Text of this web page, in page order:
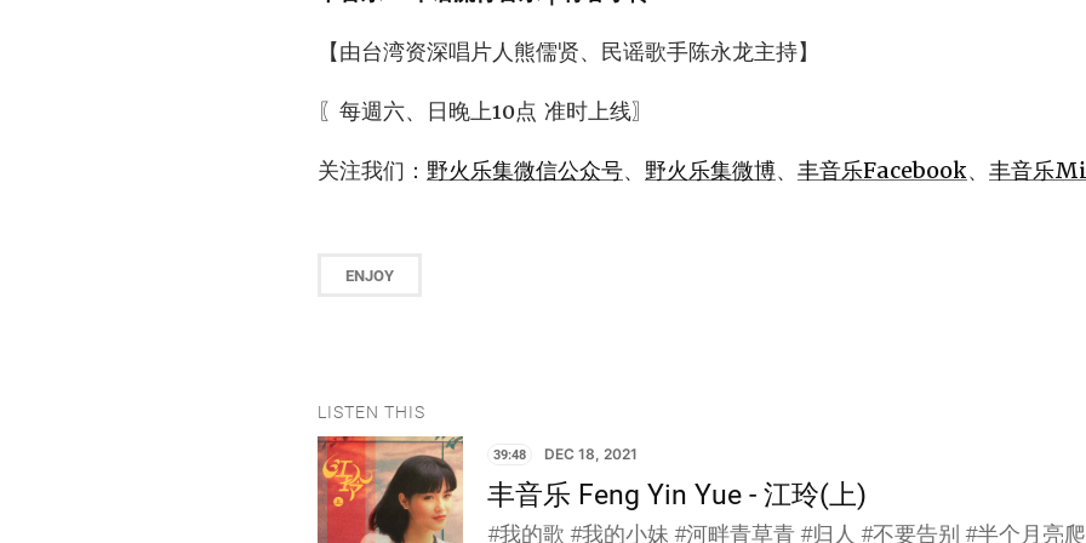
【由台湾资深唱片人熊儒贤、民谣歌手陈永龙主持】
〖每週六、日晚上10点 准时上线〗
关注我们： 野火乐集微信公众号、 野火乐集微博、 丰音乐Facebook、 丰音乐
ENJOY
LISTEN THIS
39:48 DEC 18, 2021
丰音乐 Feng Yin Yue - 江玲(上)
#我的歌 #我的小妹 #河畔青草青 #归人 #不要告别 #半个月亮